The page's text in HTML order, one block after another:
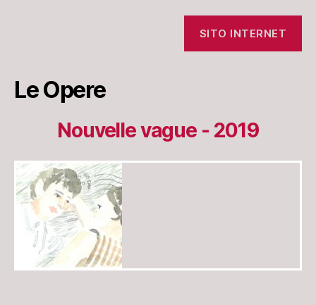
SITO INTERNET
Le Opere
Nouvelle vague - 2019